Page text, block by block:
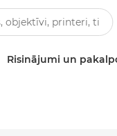
Risinājumi un